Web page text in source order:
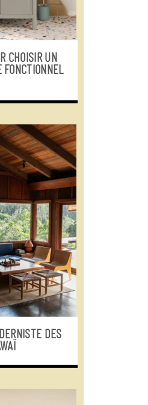
CHOISIR UN
FONCTIONNEL
DES